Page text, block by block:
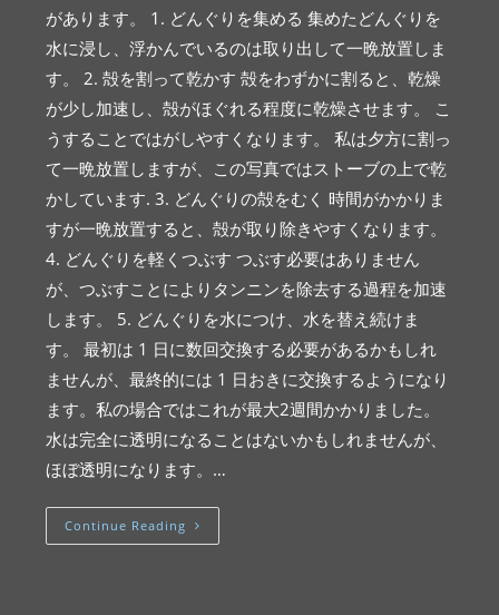
があります。 1. どんぐりを集める 集めたどんぐりを
水に浸し、浮かんでいるのは取り出して一晩放置しま
す。 2. 殻を割って乾かす 殻をわずかに割ると、乾燥
が少し加速し、殻がほぐれる程度に乾燥させます。 こ
うすることではがしやすくなります。 私は夕方に割っ
て一晩放置しますが、この写真ではストーブの上で乾
かしています. 3. どんぐりの殻をむく 時間がかかりま
すが一晩放置すると、殻が取り除きやすくなります。
4. どんぐりを軽くつぶす つぶす必要はありません
が、つぶすことによりタンニンを除去する過程を加速
します。 5. どんぐりを水につけ、水を替え続けま
す。 最初は 1 日に数回交換する必要があるかもしれ
ませんが、最終的には 1 日おきに交換するようになり
ます。私の場合ではこれが最大2週間かかりました。
水は完全に透明になることはないかもしれませんが、
ほぼ透明になります。…
Continue Reading